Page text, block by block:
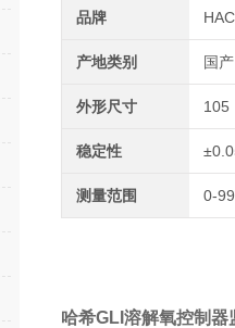
品牌
产地类别 国产
外形尺寸 105
稳定性
测量范围 0-
哈希GLI溶解氧控制器